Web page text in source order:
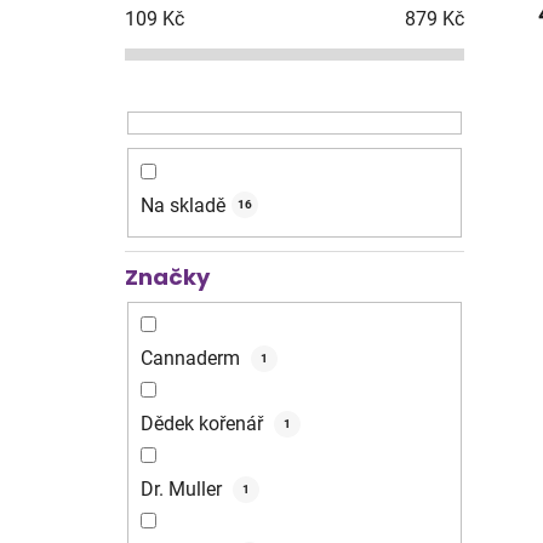
109 Kč 879 Kč
Na skladě 16
Značky
Cannaderm 1
Dědek kořenář 1
Dr. Muller 1